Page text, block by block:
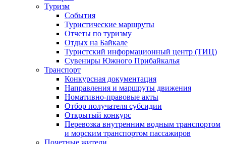
Туризм
События
Туристические маршруты
Отчеты по туризму
Отдых на Байкале
Туристский информационный центр (ТИЦ)
Сувениры Южного Прибайкалья
Транспорт
Конкурсная документация
Направления и маршруты движения
Номативно-правовые акты
Отбор получателя субсидии
Открытый конкурс
Перевозка внутренним водным транспортом
и морским транспортом пассажиров
Почетные жители